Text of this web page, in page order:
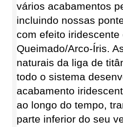
vários acabamentos
incluindo nossas
com efeito iridescente
Queimado/Arco-Íris.
naturais da liga de
todo o sistema
acabamento
ao longo do tempo,
parte inferior do seu